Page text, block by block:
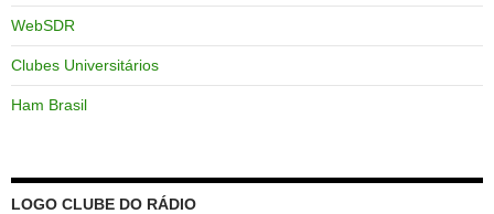
WebSDR
Clubes Universitários
Ham Brasil
LOGO CLUBE DO RÁDIO